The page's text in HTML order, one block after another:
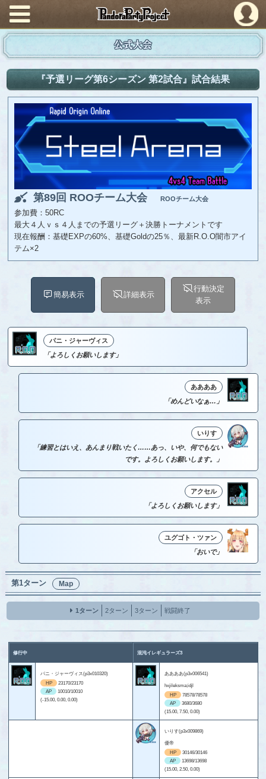
PandoraPartyProject
公式大会
『予選リーグ第6シーズン 第2試合』試合結果
第89回 ROOチーム大会 ROOチーム大会
参加費：50RC
最大４人ｖｓ４人までの予選リーグ＋決勝トーナメントです
現在報酬：基礎EXPの60%、基礎Goldの25％、最新R.O.O闇市アイ
テム×2
簡易表示 詳細表示
行動決定
表示
パニ・ジャーヴィス
「よろしくお願いします」
ああああ
「めんどいなぁ…」
いりす
「練習とはいえ、あんまり戦いたく……あっ、いや、何でもない
です。よろしくお願いします。」
アクセル
「よろしくお願いします」
ユグゴト・ツァン
「おいで」
第1ターン Map
1ターン 2ターン 3ターン 戦闘終了
修行中 混沌イレギュラーズ3
パニ・ジャーヴィス(p3x010320)
HP
23170/23170
AP
10010/10010
(-15.00, 0.00, 0.00)
ああああ(p3x006541)
hxjileksma;idjl
HP
78578/78578
AP
3680/3680
(15.00, 7.50, 0.00)
いりす(p3x009869)
優帝
HP
30146/30146
AP
13698/13698
(15.00, 2.50, 0.00)